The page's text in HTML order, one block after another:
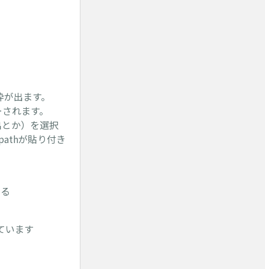
出ます。
れます。
か）を選択
が貼り付き
います